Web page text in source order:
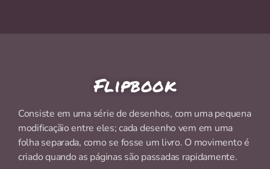
Flipbook
Consiste em uma série de desenhos, com uma pequena
modificaçãio entre eles; cada desenho vem em uma
folha separada, como se fosse um livro. O movimento é
criado quando as páginas são passadas rapidamente.